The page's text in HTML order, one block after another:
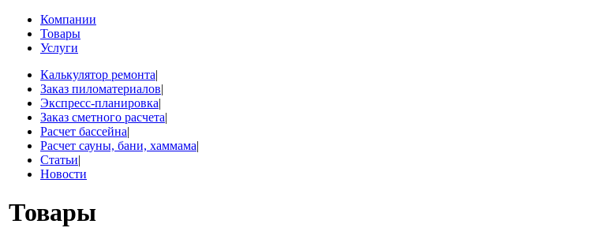
Компании
Товары
Услуги
Калькулятор ремонта|
Заказ пиломатериалов|
Экспресс-планировка|
Заказ сметного расчета|
Расчет бассейна|
Расчет сауны, бани, хаммама|
Статьи|
Новости
Товары